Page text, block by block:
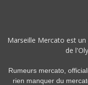
Marseille Mercato est
de
Rumeurs mercato,
rien manquer du